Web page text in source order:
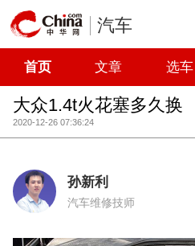
汽车
首页 文章 选车
大众1.4t火花塞多久换
2020-12-26 07:36:24
孙新利
汽车维修技师